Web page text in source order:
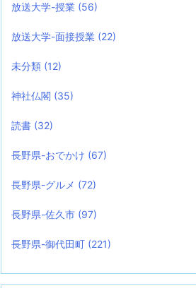
放送大学-授業 (56)
放送大学-面接授業 (22)
未分類 (12)
神社仏閣 (35)
読書 (32)
長野県-おでかけ (67)
長野県-グルメ (72)
長野県-佐久市 (97)
長野県-御代田町 (221)